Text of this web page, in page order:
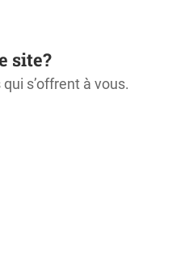
site?
s’offrent à vous.